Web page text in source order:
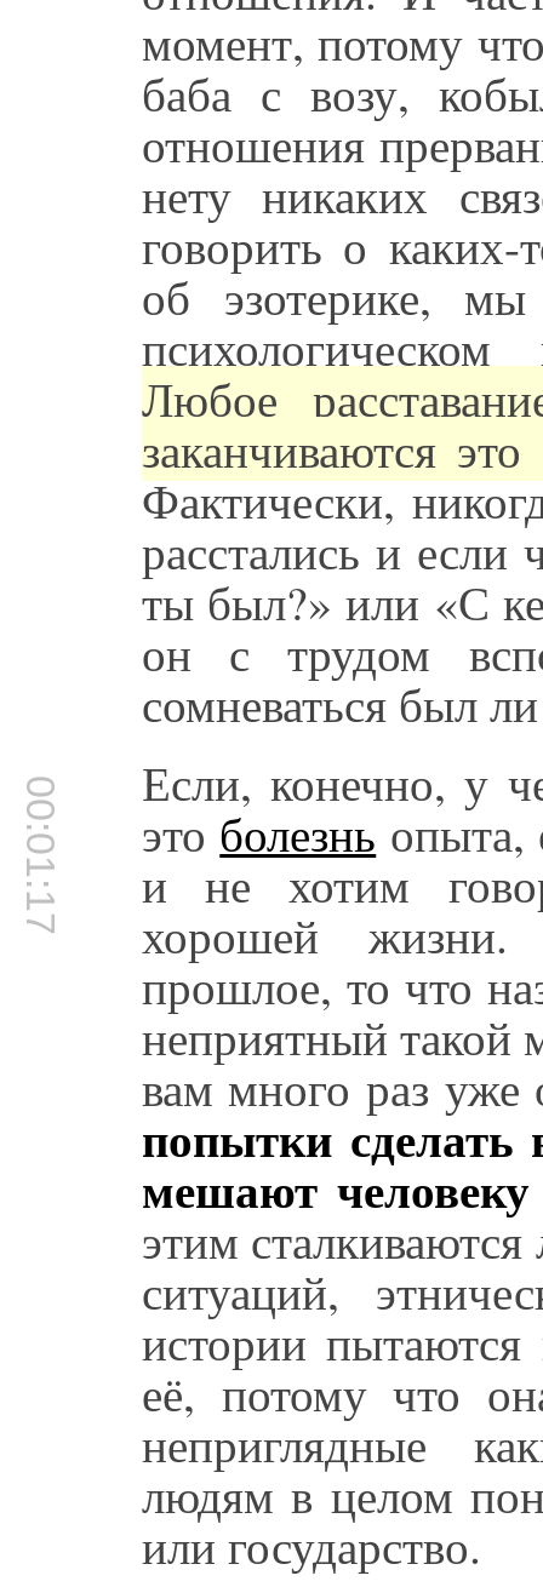
момент, потому
баба с возу,
отношения
нету никаких
говорить о каких-
об эзотерике,
Любое
заканчиваются
Фактически,
расстались и
ты был?» или «С
он с трудом
сомневаться был
00:01:17 Если, конечно, у
это болезнь опыта,
и не хотим
хорошей
прошлое, то что
неприятный такой
вам много раз
попытки
мешают
этим
ситуаций,
истории пытаются
её, потому что
неприглядные
людям в целом
или государство.